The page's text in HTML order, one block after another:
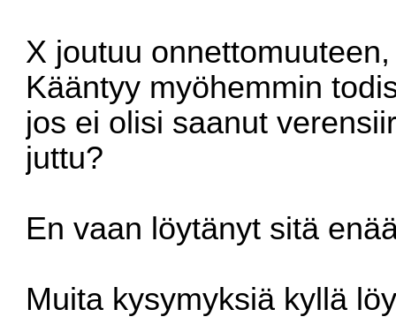
X joutuu
Kääntyy myöhemmin
jos ei olisi saanut
juttu?
En vaan löytänyt sitä
Muita kysymyksiä kyllä